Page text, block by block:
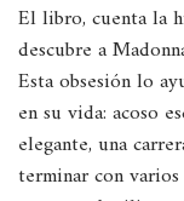
El libro, cuenta la
descubre a
Esta obsesión lo
en su vida: acoso
elegante, una
terminar con